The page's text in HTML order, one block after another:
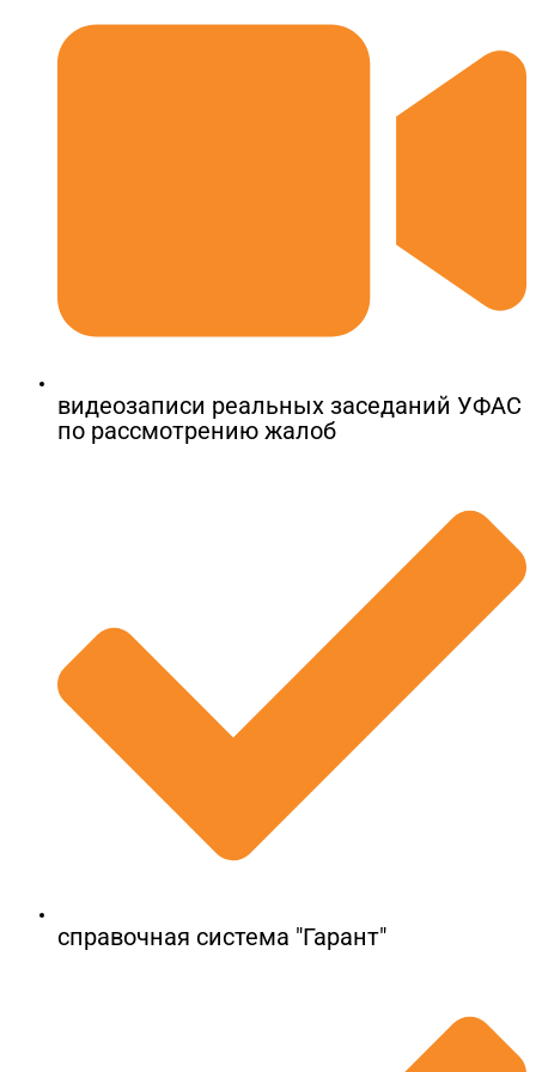
видеозаписи реальных заседаний УФАС
по рассмотрению жалоб
справочная система "Гарант"